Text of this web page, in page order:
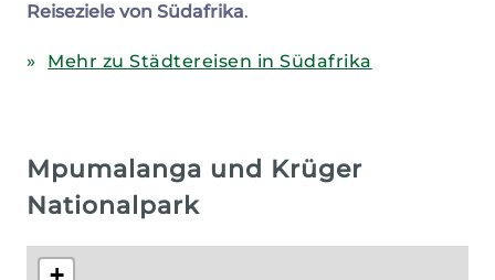
Reiseziele von Südafrika.
Mehr zu Städtereisen in Südafrika
Mpumalanga und Krüger
Nationalpark